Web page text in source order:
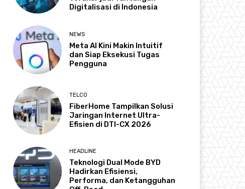
Digitalisasi di Indonesia
NEWS
Meta AI Kini Makin Intuitif
dan Siap Eksekusi Tugas
Pengguna
TELCO
FiberHome Tampilkan Solusi
Jaringan Internet Ultra-
Efisien di DTI-CX 2026
HEADLINE
Teknologi Dual Mode BYD
Hadirkan Efisiensi,
Performa, dan Ketangguhan